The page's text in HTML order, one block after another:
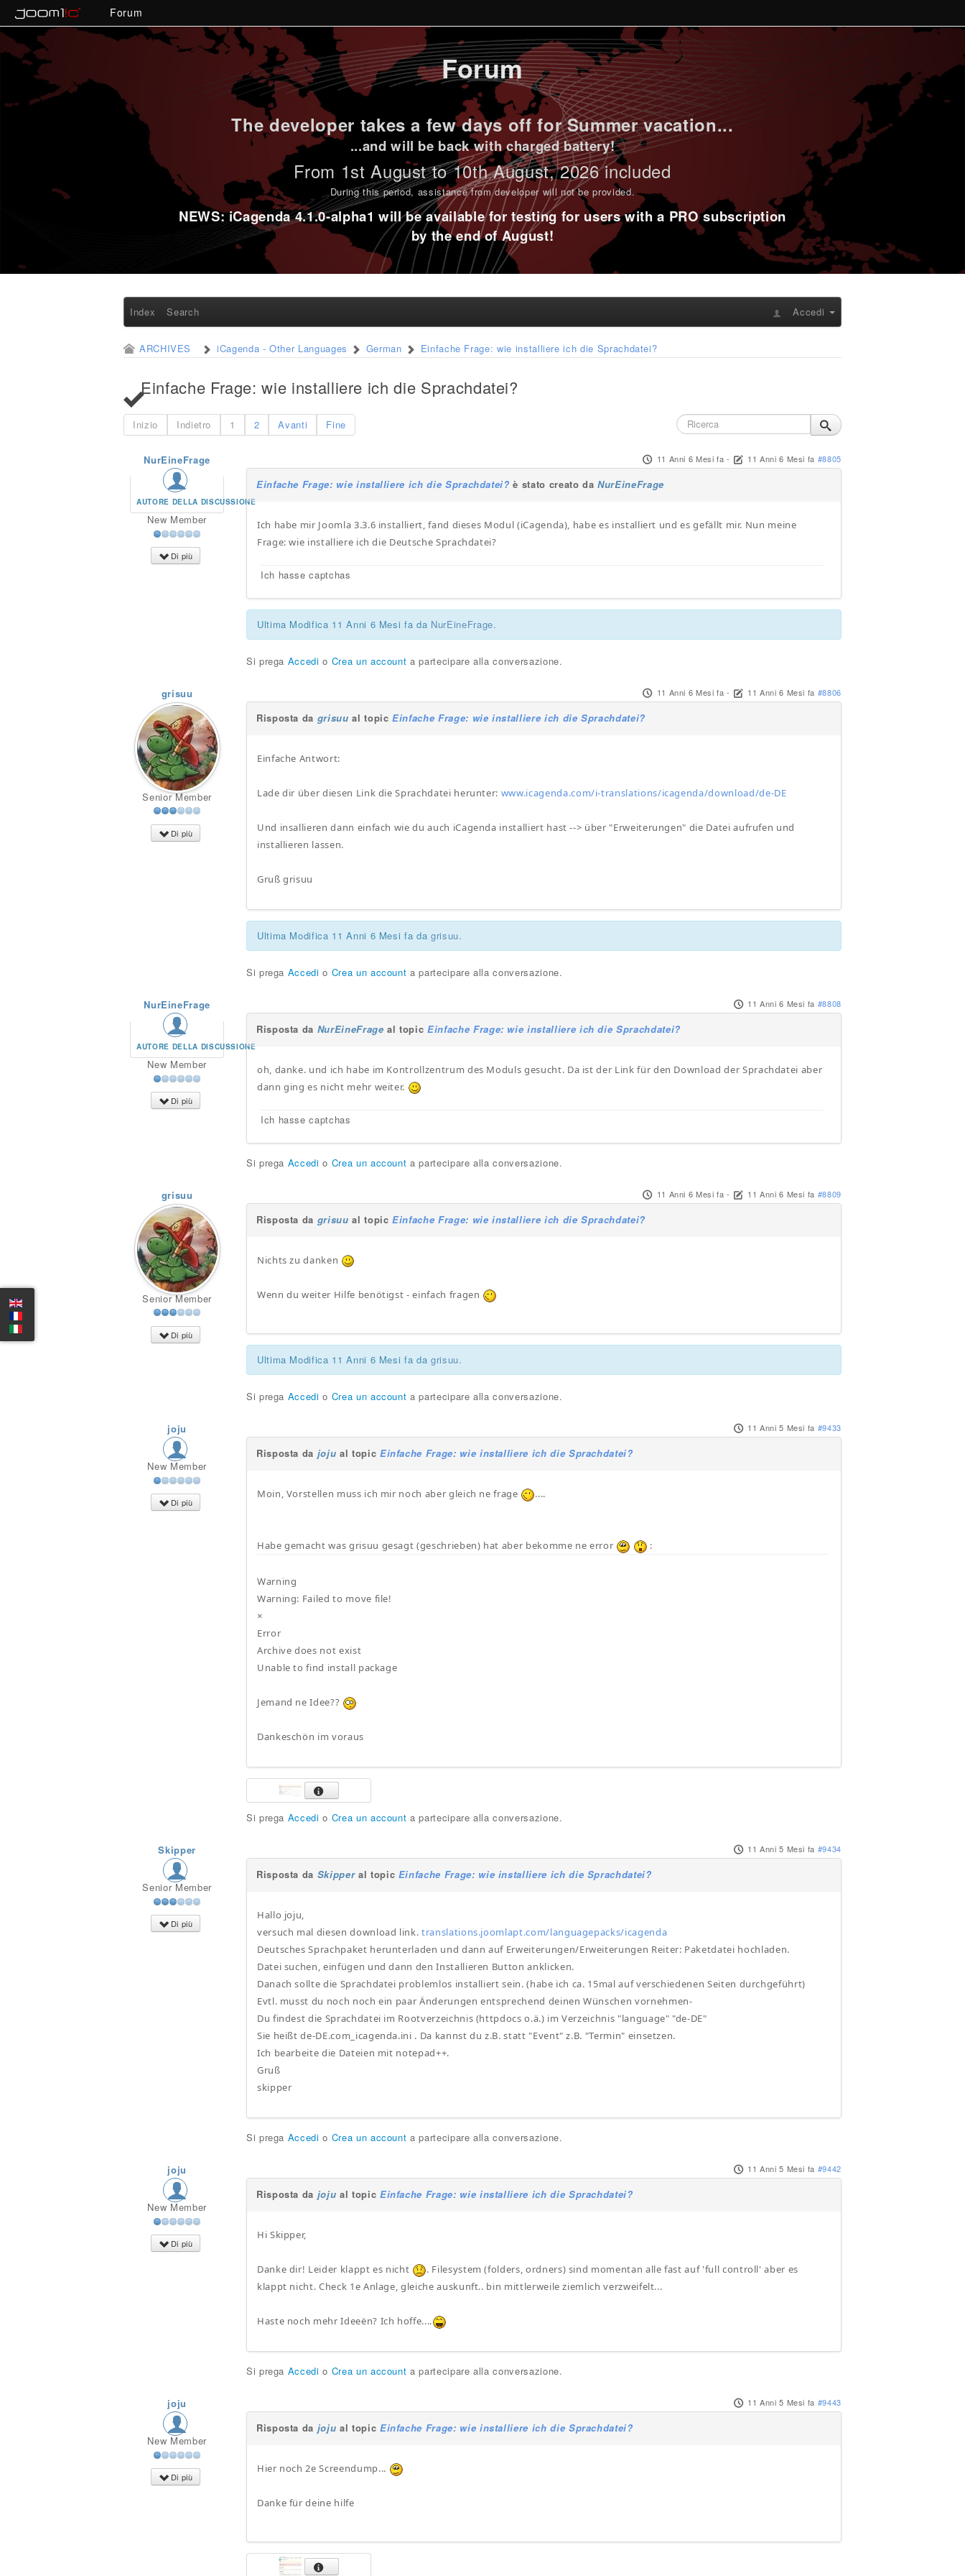
Forum
Forum
The developer takes a few days off for Summer vacation...
...and will be back with charged battery!
From 1st August to 10th August, 2026 included
During this period, assistance from developer will not be provided.
NEWS: iCagenda 4.1.0-alpha1 will be available for testing for users with a PRO subscription
by the end of August!
Index Search Accedi
ARCHIVES iCagenda - Other Languages German Einfache Frage: wie installiere ich die Sprachdatei?
Einfache Frage: wie installiere ich die Sprachdatei?
Inizio Indietro 1 2 Avanti Fine
NurEineFrage
AUTORE DELLA DISCUSSIONE
New Member
Di più
11 Anni 6 Mesi fa - 11 Anni 6 Mesi fa #8805
Einfache Frage: wie installiere ich die Sprachdatei? è stato creato daNurEineFrage
Ich habe mir Joomla 3.3.6 installiert, fand dieses Modul (iCagenda), habe es installiert und es gefällt mir. Nun meine
Frage: wie installiere ich die Deutsche Sprachdatei?
Ich hasse captchas
Ultima Modifica 11 Anni 6 Mesi fa da NurEineFrage.
Si prega Accedi o Crea un account a partecipare alla conversazione.
grisuu
Senior Member
Di più
11 Anni 6 Mesi fa - 11 Anni 6 Mesi fa #8806
Risposta da grisuu al topicEinfache Frage: wie installiere ich die Sprachdatei?
Einfache Antwort:
Lade dir über diesen Link die Sprachdatei herunter: www.icagenda.com/i-translations/icagenda/download/de-DE
Und insallieren dann einfach wie du auch iCagenda installiert hast --> über "Erweiterungen" die Datei aufrufen und
installieren lassen.
Gruß grisuu
Ultima Modifica 11 Anni 6 Mesi fa da grisuu.
Si prega Accedi o Crea un account a partecipare alla conversazione.
NurEineFrage
AUTORE DELLA DISCUSSIONE
New Member
Di più
11 Anni 6 Mesi fa #8808
Risposta da NurEineFrage al topicEinfache Frage: wie installiere ich die Sprachdatei?
oh, danke. und ich habe im Kontrollzentrum des Moduls gesucht. Da ist der Link für den Download der Sprachdatei aber
dann ging es nicht mehr weiter.
Ich hasse captchas
Si prega Accedi o Crea un account a partecipare alla conversazione.
grisuu
Senior Member
Di più
11 Anni 6 Mesi fa - 11 Anni 6 Mesi fa #8809
Risposta da grisuu al topicEinfache Frage: wie installiere ich die Sprachdatei?
Nichts zu danken
Wenn du weiter Hilfe benötigst - einfach fragen
Ultima Modifica 11 Anni 6 Mesi fa da grisuu.
Si prega Accedi o Crea un account a partecipare alla conversazione.
joju
New Member
Di più
11 Anni 5 Mesi fa #9433
Risposta da joju al topic Einfache Frage: wie installiere ich die Sprachdatei?
Moin, Vorstellen muss ich mir noch aber gleich ne frage ....
Habe gemacht was grisuu gesagt (geschrieben) hat aber bekomme ne error :
Warning
Warning: Failed to move file!
×
Error
Archive does not exist
Unable to find install package
Jemand ne Idee??
Dankeschön im voraus
Si prega Accedi o Crea un account a partecipare alla conversazione.
Skipper
Senior Member
Di più
11 Anni 5 Mesi fa #9434
Risposta da Skipperal topic Einfache Frage: wie installiere ich die Sprachdatei?
Hallo joju,
versuch mal diesen download link.translations.joomlapt.com/languagepacks/icagenda
Deutsches Sprachpaket herunterladen und dann auf Erweiterungen/Erweiterungen Reiter: Paketdatei hochladen.
Datei suchen, einfügen und dann den Installieren Button anklicken.
Danach sollte die Sprachdatei problemlos installiert sein. (habe ich ca. 15mal auf verschiedenen Seiten durchgeführt)
Evtl. musst du noch noch ein paar Änderungen entsprechend deinen Wünschen vornehmen-
Du findest die Sprachdatei im Rootverzeichnis (httpdocs o.ä.) im Verzeichnis "language" "de-DE"
Sie heißt de-DE.com_icagenda.ini . Da kannst du z.B. statt "Event" z.B. "Termin" einsetzen.
Ich bearbeite die Dateien mit notepad++.
Gruß
skipper
Si prega Accedi o Crea un account a partecipare alla conversazione.
joju
New Member
Di più
11 Anni 5 Mesi fa #9442
Risposta da joju al topic Einfache Frage: wie installiere ich die Sprachdatei?
Hi Skipper,
Danke dir! Leider klappt es nicht
. Filesystem (folders, ordners) sind momentan alle fast auf 'full controll' aber es
klappt nicht. Check 1e Anlage, gleiche auskunft.. bin mittlerweile ziemlich verzweifelt...
Haste noch mehr Ideeën? Ich hoffe....
Si prega Accedi o Crea un account a partecipare alla conversazione.
joju
New Member
Di più
11 Anni 5 Mesi fa #9443
Risposta da joju al topic Einfache Frage: wie installiere ich die Sprachdatei?
Hier noch 2e Screendump...
Danke für deine hilfe